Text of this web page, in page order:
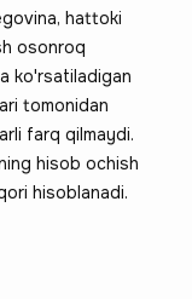
hattoki
osonroq
ko'rsatiladigan
tomonidan
farq qilmaydi.
hisob ochish
hisoblanadi.